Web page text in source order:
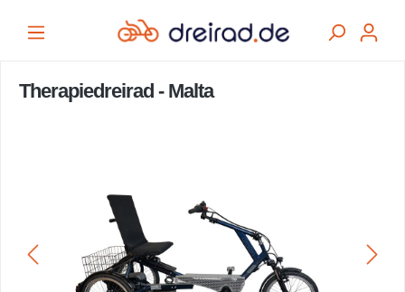
Therapiedreirad - Malta